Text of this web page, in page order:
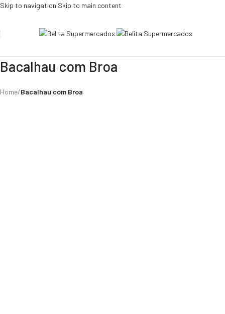
Skip to navigation Skip to main content
Bacalhau com Broa
Home/Bacalhau com Broa